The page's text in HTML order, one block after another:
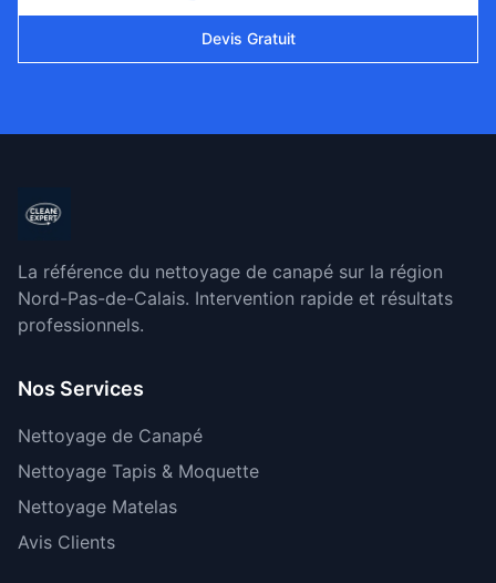
Devis Gratuit
La référence du nettoyage de canapé sur la région
Nord-Pas-de-Calais. Intervention rapide et résultats
professionnels.
Nos Services
Nettoyage de Canapé
Nettoyage Tapis & Moquette
Nettoyage Matelas
Avis Clients